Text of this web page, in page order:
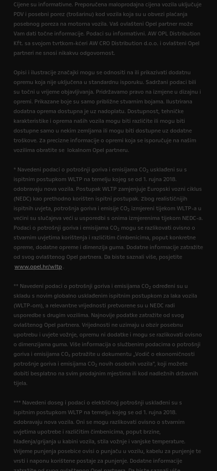
Cijene su informativne. Preporučena maloprodajna cijena vozila uključuje
PDV i posebni porez (trošarinu) kod vozila koja su u obvezi plaćanja
posebnog poreza na motorna vozila. Vaš ovlašteni Opel partner može
Vam dati točne informacije. Podaci su informativni. AW OPL Distribution
Kft. sa svojom tvrtkom-kćeri AW CRO Distribution d.o.o. i ovlašteni Opel
partneri ne snosi nikakvu odgovornost.
Opisi i ilustracije značajki mogu se odnositi na ili prikazivati dodatnu
opremu koja nije uključena u standardnu isporuku. Sadržani podaci bili
su točni u vrijeme objavljivanja. Pridržavamo pravo na izmjene u dizajnu i
opremi. Prikazane boje su samo približne stvarnim bojama. Ilustrirana
dodatna oprema dostupna je uz nadoplatu. Dostupnost, tehničke
karakteristike i oprema naših vozila mogu biti različite ili mogu biti
dostupne samo u nekim zemljama ili mogu biti dostupne uz dodatne
troškove. Za precizne informacije o opremi koja se isporučuje na našim
vozilima obratite se lokalnom Opel partneru.
* Navedeni podaci o potrošnji goriva i emisijama CO2 usklađeni su s
ispitnim postupkom WLTP na temelju kojeg se od 1. rujna 2018.
odobravaju nova vozila. Postupak WLTP zamjenjuje Europski vozni ciklus
(NEDC) kao prethodno korišten ispitni postupak. Zbog realističnijih
ispitnih uvjeta, potrošnja goriva i emisije CO2 izmjereni tijekom WLTP-a u
većini su slučajeva veći u usporedbi s onima izmjerenima tijekom NEDC-a.
Podaci o potrošnji goriva i emisijama CO2 mogu se razlikovati ovisno o
stvarnim uvjetima korištenja i različitim čimbenicima, poput konkretne
opreme, dodatne opreme i dimenzija guma. Dodatne informacije zatražite
od svog ovlaštenog Opel partnera. Da biste saznali više, posjetite
www.opel.hr/wltp .
** Navedeni podaci o potrošnji goriva i emisijama CO2 određeni su u
skladu s novim globalno usklađenim ispitnim postupkom za laka vozila
(WLTP-om), a relevantne vrijednosti pretvorene su u NEDC radi
usporedbe s drugim vozilima. Najnovije podatke zatražite od svog
ovlaštenog Opel partnera. Vrijednosti ne uzimaju u obzir posebnu
upotrebu i uvjete vožnje, opremu ni dodatke i mogu se razlikovati ovisno
o dimenzijama guma. Više informacija o službenim podacima o potrošnji
goriva i emisijama CO₂ potražite u dokumentu „Vodič o ekonomičnosti
potrošnje goriva i emisijama CO2 novih osobnih vozila”, koji možete
dobiti besplatno na svim prodajnim mjestima ili kod nadležnih državnih
tijela.
*** Navedeni doseg i podaci o električnoj potrošnji usklađeni su s
ispitnim postupkom WLTP na temelju kojeg se od 1. rujna 2018.
odobravaju nova vozila. Oni se mogu razlikovati ovisno o stvarnim
uvjetima upotrebe i različitim čimbenicima, poput brzine,
hlađenja/grijanja u kabini vozila, stila vožnje i vanjske temperature.
Vrijeme punjenja posebice ovisi o punjaču u vozilu, kabelu za punjenje te
vrsti i naponu korištene postaje za punjenje. Dodatne informacije